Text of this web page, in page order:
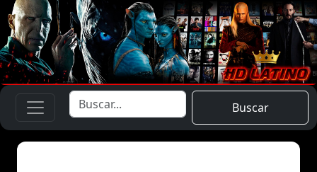
Buscar